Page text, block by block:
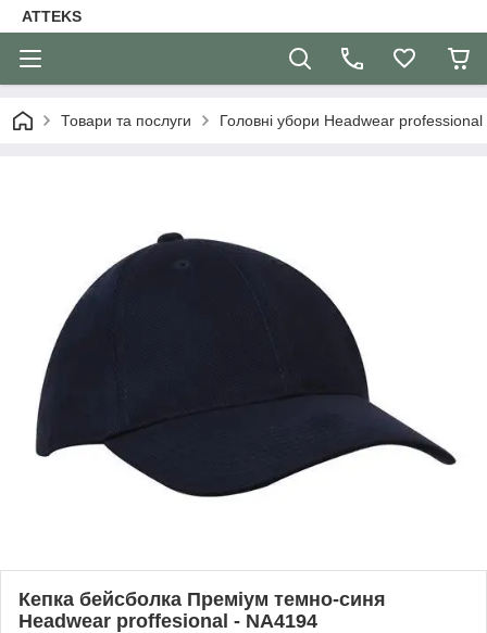
ATTEKS
Товари та послуги Головні убори Headwear professional
Кепка бейсболка Преміум темно-синя
Headwear proffesional - NA4194